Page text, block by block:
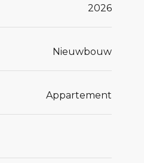
en
van
2026
Nieuwbouw
Appartement